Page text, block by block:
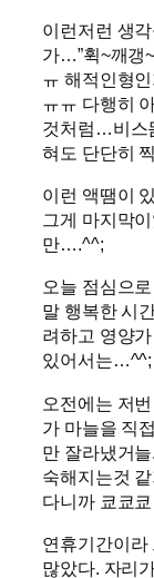
이런저런 생
가…”휙~깨갱
ㅠ 해적인형
ㅠㅠ 다행히
것처럼…비스
혀도 단단히
이런 액땜이
그게 마지막
만….^^;
오늘 점심으
말 행복한 시
려하고 영양
있어서는…^^;
오전에는 저
가 마늘을 직
만 잘라냈거
숙해지는것
다니까 쿄쿄쿄
연휴기간이라
많았다. 자리